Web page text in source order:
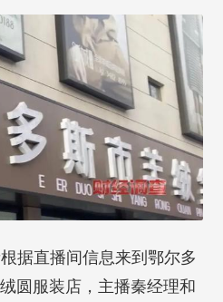
据直播间信息来到鄂尔多
圆服装店，主播秦经理和